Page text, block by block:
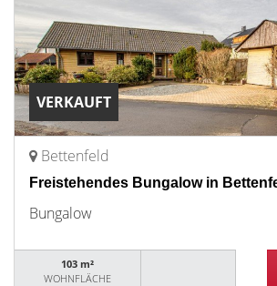
VERKAUFT
Bettenfeld
Freistehendes Bungalow in
Bungalow
103 m²
WOHNFLÄCHE